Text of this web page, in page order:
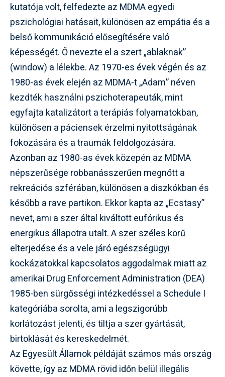
kutatója volt, felfedezte az MDMA egyedi
pszichológiai hatásait, különösen az empátia és a
belső kommunikáció elősegítésére való
képességét. Ő nevezte el a szert „ablaknak”
(window) a lélekbe. Az 1970-es évek végén és az
1980-as évek elején az MDMA-t „Adam” néven
kezdték használni pszichoterapeuták, mint
egyfajta katalizátort a terápiás folyamatokban,
különösen a páciensek érzelmi nyitottságának
fokozására és a traumák feldolgozására.
Azonban az 1980-as évek közepén az MDMA
népszerűsége robbanásszerűen megnőtt a
rekreációs szférában, különösen a diszkókban és
később a rave partikon. Ekkor kapta az „Ecstasy”
nevet, ami a szer által kiváltott eufórikus és
energikus állapotra utalt. A szer széles körű
elterjedése és a vele járó egészségügyi
kockázatokkal kapcsolatos aggodalmak miatt az
amerikai Drug Enforcement Administration (DEA)
1985-ben sürgősségi intézkedéssel a Schedule I
kategóriába sorolta, ami a legszigorúbb
korlátozást jelenti, és tiltja a szer gyártását,
birtoklását és kereskedelmét.
Az Egyesült Államok példáját számos más ország
követte, így az MDMA rövid időn belül illegális